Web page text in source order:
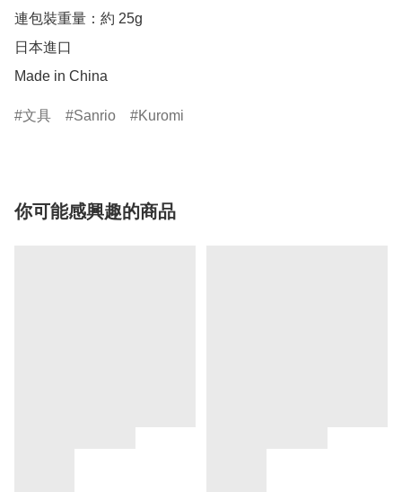
連包裝重量：約 25g
日本進口
Made in China
文具 Sanrio Kuromi
你可能感興趣的商品